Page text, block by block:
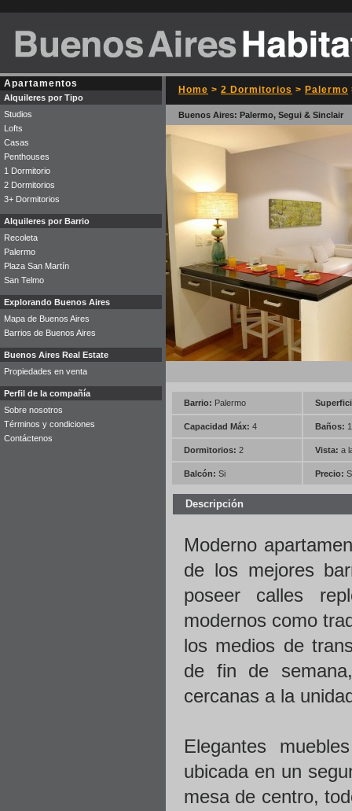
Home > 2 Dormitorios > Palermo
Buenos Aires: Palermo, Segui & Sinclair
Barrio: Palermo
Capacidad Máx: 4 Baños:
Dormitorios: 2 Vista: a
Balcón: Si Precio:
Descripción
Moderno
de los mejores
poseer calles
modernos como
los medios de
de fin de
cercanas a la
Elegantes
ubicada en un
mesa de centro,
Apartamentos
Alquileres por Tipo
Studios
Lofts
Casas
Penthouses
1 Dormitorio
2 Dormitorios
3+ Dormitorios
Alquileres por Barrio
Recoleta
Palermo
Plaza San Martín
San Telmo
Explorando Buenos Aires
Mapa de Buenos Aires
Barrios de Buenos Aires
Buenos Aires Real Estate
Propiedades en venta
Perfil de la compañía
Sobre nosotros
Términos y condiciones
Contáctenos